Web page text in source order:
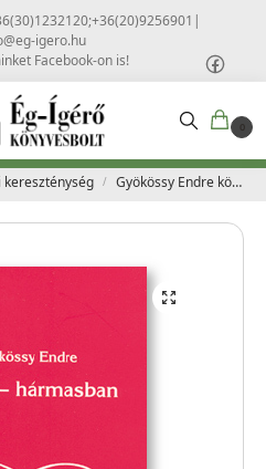
|
igero.hu
Facebook-on is!
0
kereszténység / Gyökössy Endre könyvek